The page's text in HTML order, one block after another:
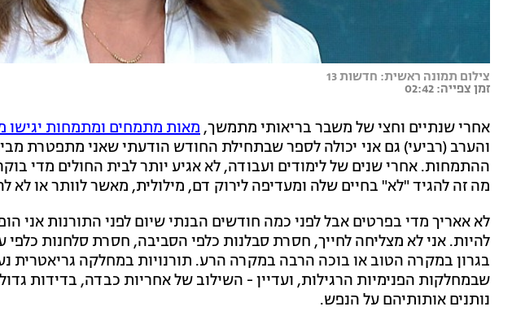
צילום תמונה ראשית: חדשות 13
זמן צפייה: 02:42
אחרי שנתיים וחצי של משבר בריאותי מתמשך,מאות מתמחים ומתמחות
והערב (רביעי) גם אני יכולה לספר שבתחילת החודש הודעתי שאני מתפטרת
ההתמחות. אחרי שנים של לימודים ועבודה, לא אגיע יותר לבית החולים מדי
מה זה להגיד "לא" בחיים שלה ומעדיפה לירוק דם, מילולית, מאשר לוותר או לא
לא אאריך מדי בפרטים אבל לפני כמה חודשים הבנתי שיום לפני התורנות אני
להיות. אני לא מצליחה לחייך, חסרת סבלנות כלפי הסביבה, חסרת סלחנות
בגרון במקרה הטוב או בוכה הרבה במקרה הרע. תורנויות במחלקה גריאטרית
שבמחלקות הפנימיות הרגילות, ועדיין - השילוב של אחריות כבדה, בדידות
נותנים אותותיהם על הנפש.